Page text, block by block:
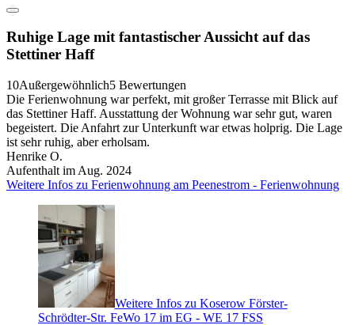
Ruhige Lage mit fantastischer Aussicht auf das
Stettiner Haff
10Außergewöhnlich5 Bewertungen
Die Ferienwohnung war perfekt, mit großer Terrasse mit Blick auf
das Stettiner Haff. Ausstattung der Wohnung war sehr gut, waren
begeistert. Die Anfahrt zur Unterkunft war etwas holprig. Die Lage
ist sehr ruhig, aber erholsam.
Henrike O.
Aufenthalt im Aug. 2024
Weitere Infos zu Ferienwohnung am Peenestrom - Ferienwohnung
Weitere Infos zu Koserow Förster-
Schrödter-Str. FeWo 17 im EG - WE 17 FSS